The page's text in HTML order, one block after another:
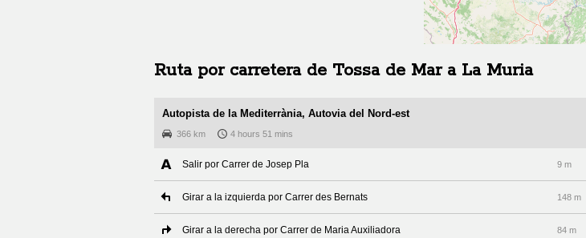
Ruta por carretera de Tossa de Mara La Muria
Autopista de la Mediterrània, Autovia del Nord-est
366 km 4 hours 51 mins
Salir por Carrer de Josep Pla 9 m
Girar a la izquierda por Carrer des Bernats 148 m
Girar a la derecha por Carrer de Maria Auxiliadora 84 m